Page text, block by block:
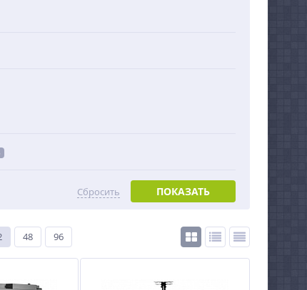
ПОКАЗАТЬ
Сбросить
48 96